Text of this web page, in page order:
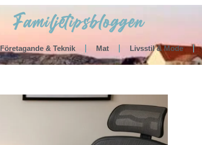
Företagande & Teknik Mat Livsstil & Mode